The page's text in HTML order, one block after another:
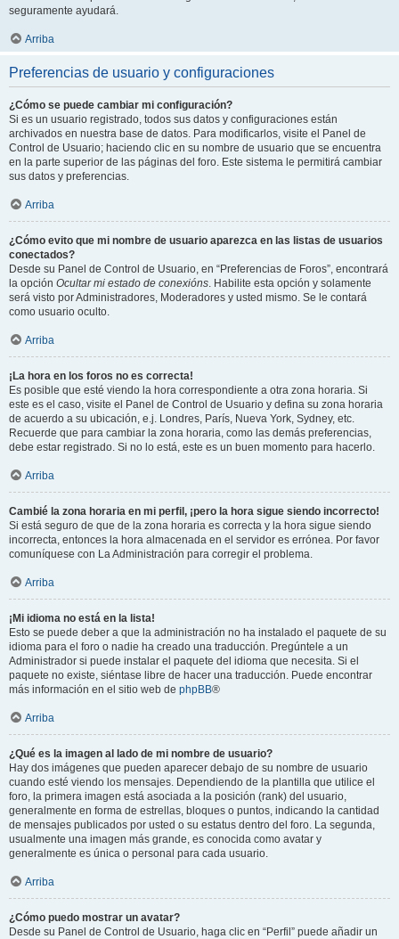
seguramente ayudará.
Arriba
Preferencias de usuario y configuraciones
¿Cómo se puede cambiar mi configuración?
Si es un usuario registrado, todos sus datos y configuraciones están
archivados en nuestra base de datos. Para modificarlos, visite el Panel de
Control de Usuario; haciendo clic en su nombre de usuario que se encuentra
en la parte superior de las páginas del foro. Este sistema le permitirá cambiar
sus datos y preferencias.
Arriba
¿Cómo evito que mi nombre de usuario aparezca en las listas de usuarios
conectados?
Desde su Panel de Control de Usuario, en “Preferencias de Foros”, encontrará
la opción Ocultar mi estado de conexións. Habilite esta opción y solamente
será visto por Administradores, Moderadores y usted mismo. Se le contará
como usuario oculto.
Arriba
¡La hora en los foros no es correcta!
Es posible que esté viendo la hora correspondiente a otra zona horaria. Si
este es el caso, visite el Panel de Control de Usuario y defina su zona horaria
de acuerdo a su ubicación, e.j. Londres, París, Nueva York, Sydney, etc.
Recuerde que para cambiar la zona horaria, como las demás preferencias,
debe estar registrado. Si no lo está, este es un buen momento para hacerlo.
Arriba
Cambié la zona horaria en mi perfil, ¡pero la hora sigue siendo incorrecto!
Si está seguro de que de la zona horaria es correcta y la hora sigue siendo
incorrecta, entonces la hora almacenada en el servidor es errónea. Por favor
comuníquese con La Administración para corregir el problema.
Arriba
¡Mi idioma no está en la lista!
Esto se puede deber a que la administración no ha instalado el paquete de su
idioma para el foro o nadie ha creado una traducción. Pregúntele a un
Administrador si puede instalar el paquete del idioma que necesita. Si el
paquete no existe, siéntase libre de hacer una traducción. Puede encontrar
más información en el sitio web de phpBB®
Arriba
¿Qué es la imagen al lado de mi nombre de usuario?
Hay dos imágenes que pueden aparecer debajo de su nombre de usuario
cuando esté viendo los mensajes. Dependiendo de la plantilla que utilice el
foro, la primera imagen está asociada a la posición (rank) del usuario,
generalmente en forma de estrellas, bloques o puntos, indicando la cantidad
de mensajes publicados por usted o su estatus dentro del foro. La segunda,
usualmente una imagen más grande, es conocida como avatar y
generalmente es única o personal para cada usuario.
Arriba
¿Cómo puedo mostrar un avatar?
Desde su Panel de Control de Usuario, haga clic en “Perfil” puede añadir un